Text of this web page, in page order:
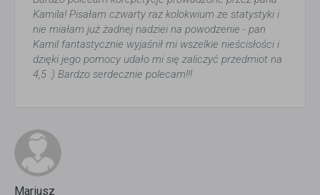
Kamila! Pisałam czwarty raz kolokwium ze statystyki i
nie miałam już żadnej nadziei na powodzenie - pan
Kamil fantastycznie wyjaśnił mi wszelkie nieścisłości i
dzięki jego pomocy udało mi się zaliczyć przedmiot na
4,5 :) Bardzo serdecznie polecam!!!
Mariusz